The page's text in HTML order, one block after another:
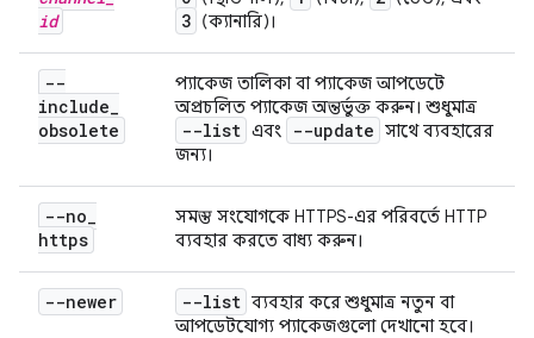
id
3 (ক্যানারি)।
--
include_
obsolete
প্যাকেজ তালিকা বা প্যাকেজ আপডেটে
অপ্রচলিত প্যাকেজ অন্তর্ভুক্ত করুন। শুধুমাত্র
--list এবং --update সাথে ব্যবহারের
জন্য।
--no_
https
সমস্ত সংযোগকে HTTPS-এর পরিবর্তে HTTP
ব্যবহার করতে বাধ্য করুন।
--newer --list ব্যবহার করে শুধুমাত্র নতুন বা
আপডেটযোগ্য প্যাকেজগুলো দেখানো হবে।